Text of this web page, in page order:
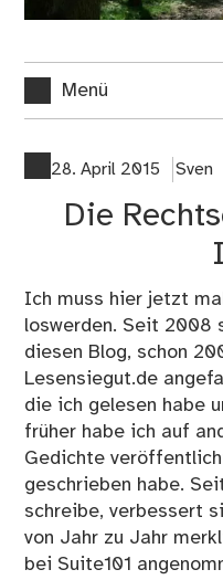
Menü
28. April 2015 Sven
Die
Ich muss hier jetzt
loswerden. Seit 2008
diesen Blog, schon
Lesensiegut.de
die ich gelesen habe
früher habe ich auf
Gedichte
geschrieben habe.
schreibe, verbessert
von Jahr zu Jahr
bei Suite101